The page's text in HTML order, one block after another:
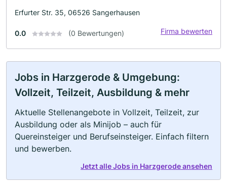
Erfurter Str. 35, 06526 Sangerhausen
0.0 (0 Bewertungen) Firma bewerten
Jobs in Harzgerode & Umgebung:
Vollzeit, Teilzeit, Ausbildung & mehr
Aktuelle Stellenangebote in Vollzeit, Teilzeit, zur
Ausbildung oder als Minijob – auch für
Quereinsteiger und Berufseinsteiger. Einfach filtern
und bewerben.
Jetzt alle Jobs in Harzgerode ansehen